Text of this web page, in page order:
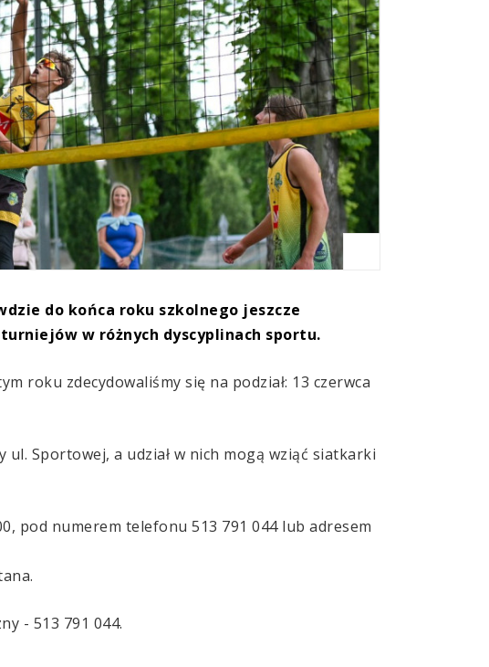
do końca roku szkolnego jeszcze
w różnych dyscyplinach sportu.
roku zdecydowaliśmy się na podział: 13 czerwca
Sportowej, a udział w nich mogą wziąć siatkarki
pod numerem telefonu 513 791 044 lub adresem
- 513 791 044.